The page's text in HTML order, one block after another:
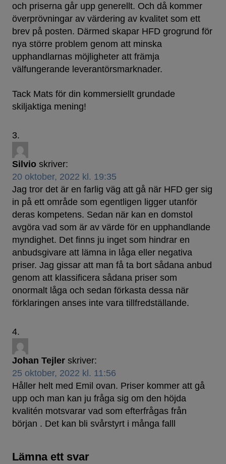
och priserna går upp generellt. Och då kommer
överprövningar av värdering av kvalitet som ett
brev på posten. Därmed skapar HFD grogrund för
nya större problem genom att minska
upphandlarnas möjligheter att främja
välfungerande leverantörsmarknader.
Tack Mats för din kommersiellt grundade
skiljaktiga mening!
Silvio skriver:
20 oktober, 2022 kl. 19:35
Jag tror det är en farlig väg att gå när HFD ger sig
in på ett område som egentligen ligger utanför
deras kompetens. Sedan när kan en domstol
avgöra vad som är av värde för en upphandlande
myndighet. Det finns ju inget som hindrar en
anbudsgivare att lämna in låga eller negativa
priser. Jag gissar att man få ta bort sådana anbud
genom att klassificera sådana priser som
onormalt låga och sedan förkasta dessa när
förklaringen anses inte vara tillfredställande.
Johan Tejler skriver:
25 oktober, 2022 kl. 11:56
Håller helt med Emil ovan. Priser kommer att gå
upp och man kan ju fråga sig om den höjda
kvalitén motsvarar vad som efterfrågas från
början . Det kan bli svårstyrt i många falll
Lämna ett svar